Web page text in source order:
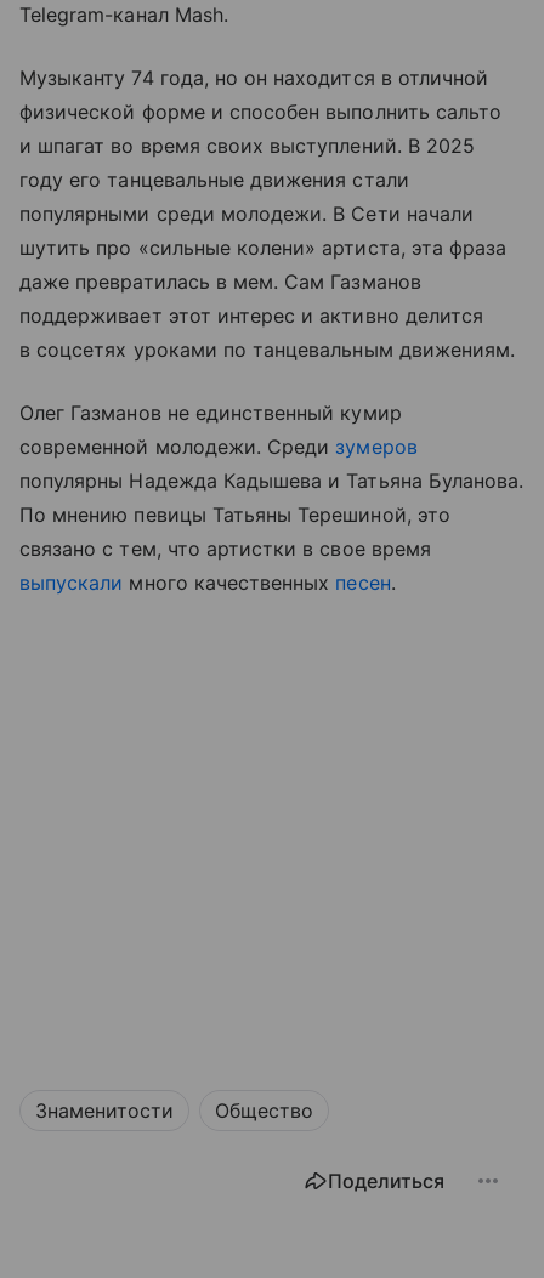
Telegram-канал Mash.
Музыканту 74 года, но он находится в отличной
физической форме и способен выполнить сальто
и шпагат во время своих выступлений. В 2025
году его танцевальные движения стали
популярными среди молодежи. В Сети начали
шутить про «сильные колени» артиста, эта фраза
даже превратилась в мем. Сам Газманов
поддерживает этот интерес и активно делится
в соцсетях уроками по танцевальным движениям.
Олег Газманов не единственный кумир
современной молодежи. Среди зумеров
популярны Надежда Кадышева и Татьяна Буланова.
По мнению певицы Татьяны Терешиной, это
связано с тем, что артистки в свое время
выпускали много качественных песен.
Знаменитости Общество
Поделиться